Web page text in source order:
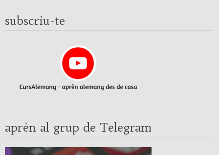
subscriu-te
aprèn al grup de Telegram